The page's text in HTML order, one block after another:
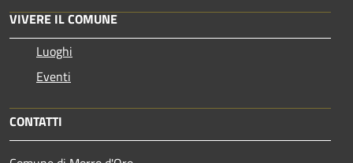
VIVERE IL COMUNE
Luoghi
Eventi
CONTATTI